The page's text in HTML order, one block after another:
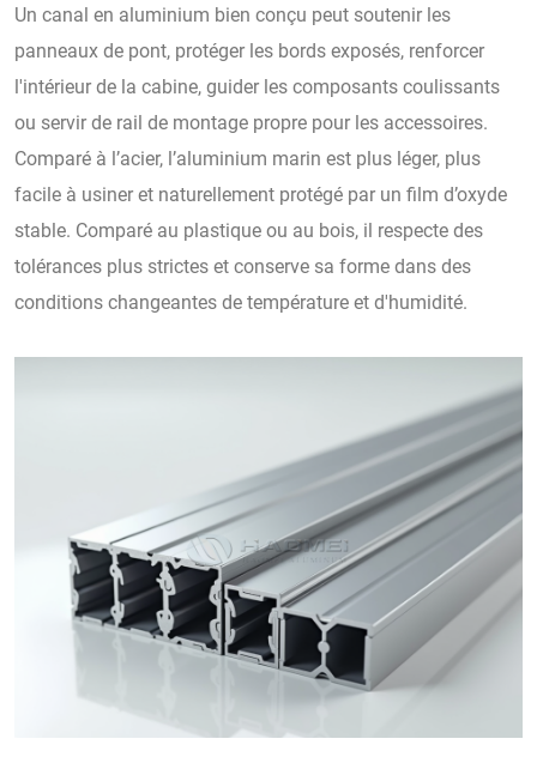
Un canal en aluminium bien conçu peut soutenir les
panneaux de pont, protéger les bords exposés, renforcer
l'intérieur de la cabine, guider les composants coulissants
ou servir de rail de montage propre pour les accessoires.
Comparé à l’acier, l’aluminium marin est plus léger, plus
facile à usiner et naturellement protégé par un film d’oxyde
stable. Comparé au plastique ou au bois, il respecte des
tolérances plus strictes et conserve sa forme dans des
conditions changeantes de température et d'humidité.